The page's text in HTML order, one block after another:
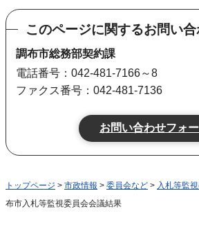
このページに関するお問い
調布市総務部契約課
電話番号：042-481-7166～8
ファクス番号：042-481-7136
トップページ > 市政情報 > 委員会など > 入札等監
布市入札等監視委員会会議結果